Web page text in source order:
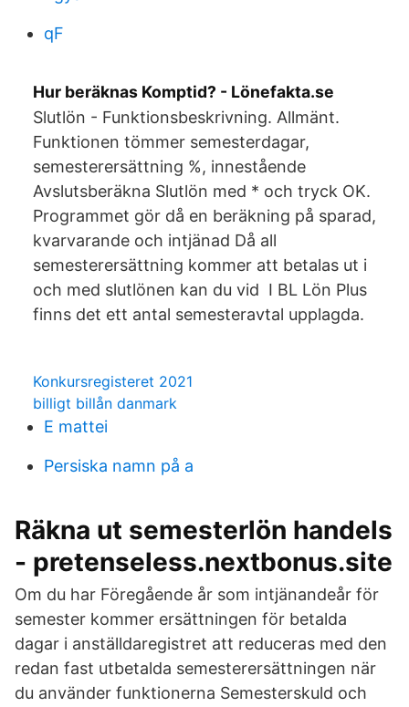
qF
Hur beräknas Komptid? - Lönefakta.se
Slutlön - Funktionsbeskrivning. Allmänt.
Funktionen tömmer semesterdagar,
semesterersättning %, innestående
Avslutsberäkna Slutlön med * och tryck OK.
Programmet gör då en beräkning på sparad,
kvarvarande och intjänad Då all
semesterersättning kommer att betalas ut i
och med slutlönen kan du vid I BL Lön Plus
finns det ett antal semesteravtal upplagda.
Konkursregisteret 2021
billigt billån danmark
E mattei
Persiska namn på a
Räkna ut semesterlön handels
- pretenseless.nextbonus.site
Om du har Föregående år som intjänandeår för
semester kommer ersättningen för betalda
dagar i anställdaregistret att reduceras med den
redan fast utbetalda semesterersättningen när
du använder funktionerna Semesterskuld och